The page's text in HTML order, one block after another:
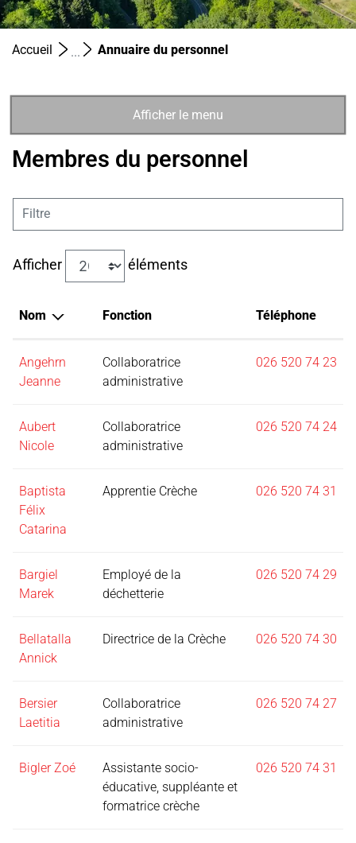
Accueil Annuaire du personnel(sélectionné)
Afficher le menu
Membres du personnel
Filtre
Afficher éléments
Nom Fonction Téléphone
Angehrn
Jeanne
Collaboratrice
administrative
026 520 74 23
Aubert
Nicole
Collaboratrice
administrative
026 520 74 24
Baptista
Félix
Catarina
Apprentie Crèche 026 520 74 31
Bargiel
Marek
Employé de la
déchetterie
026 520 74 29
Bellatalla
Annick
Directrice de la Crèche 026 520 74 30
Bersier
Laetitia
Collaboratrice
administrative
026 520 74 27
Bigler Zoé
Assistante socio-
éducative, suppléante et
formatrice crèche
026 520 74 31